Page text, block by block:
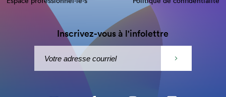
Inscrivez-vous à l'infolettre